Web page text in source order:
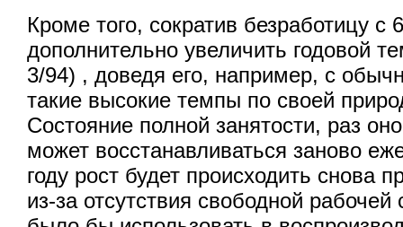
Кроме того, сократив безработицу
дополнительно увеличить годовой
3/94) , доведя его, например, с
такие высокие темпы по своей
Состояние полной занятости, раз
может восстанавливаться заново
году рост будет происходить снова
из-за отсутствия свободной